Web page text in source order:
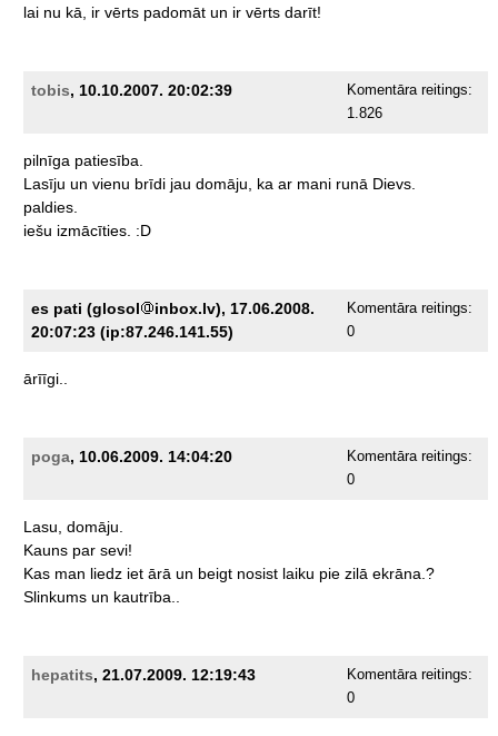
lai nu kā, ir vērts padomāt un ir vērts darīt!
tobis, 10.10.2007. 20:02:39
Komentāra reitings:
1.826
pilnīga patiesība.
Lasīju un vienu brīdi jau domāju, ka ar mani runā Dievs.
paldies.
iešu izmācīties. :D
es pati (glosol
inbox.lv), 17.06.2008.
20:07:23 (ip:87.246.141.55)
Komentāra reitings:
0
ārīīgi..
poga, 10.06.2009. 14:04:20
Komentāra reitings:
0
Lasu, domāju.
Kauns par sevi!
Kas man liedz iet ārā un beigt nosist laiku pie zilā ekrāna.?
Slinkums un kautrība..
hepatits, 21.07.2009. 12:19:43
Komentāra reitings:
0